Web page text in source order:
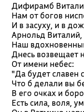
Дифирамб
Нам от богов
И в засуху, и в
Арнольд Виталий,
Наш
Днесь возвещает
От имени небес:
"Да будет славен
Что б делали вы
В его очках и
Есть сила, воля,